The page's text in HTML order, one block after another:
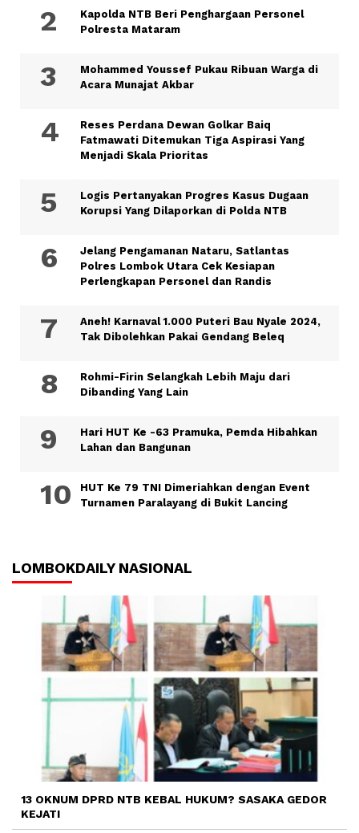
Kapolda NTB Beri Penghargaan Personel
Polresta Mataram
Mohammed Youssef Pukau Ribuan Warga di
Acara Munajat Akbar
Reses Perdana Dewan Golkar Baiq
Fatmawati Ditemukan Tiga Aspirasi Yang
Menjadi Skala Prioritas
Logis Pertanyakan Progres Kasus Dugaan
Korupsi Yang Dilaporkan di Polda NTB
Jelang Pengamanan Nataru, Satlantas
Polres Lombok Utara Cek Kesiapan
Perlengkapan Personel dan Randis
Aneh! Karnaval 1.000 Puteri Bau Nyale 2024,
Tak Dibolehkan Pakai Gendang Beleq
Rohmi-Firin Selangkah Lebih Maju dari
Dibanding Yang Lain
Hari HUT Ke -63 Pramuka, Pemda Hibahkan
Lahan dan Bangunan
HUT Ke 79 TNI Dimeriahkan dengan Event
Turnamen Paralayang di Bukit Lancing
LOMBOKDAILY NASIONAL
13 OKNUM DPRD NTB KEBAL HUKUM? SASAKA GEDOR
KEJATI